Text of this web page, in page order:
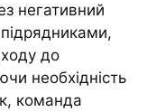
негативний
до
необхідність
команда